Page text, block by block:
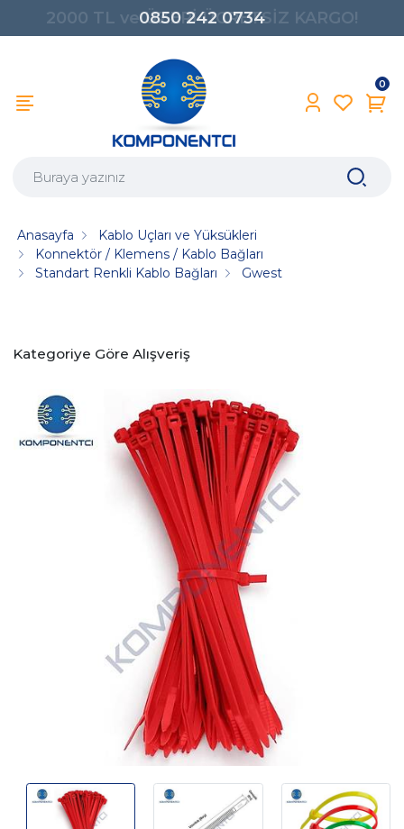
0850 242 0734
0
Anasayfa
Kablo Uçları ve Yüksükleri
Konnektör / Klemens / Kablo Bağları
Standart Renkli Kablo Bağları
Gwest
Kategoriye Göre Alışveriş